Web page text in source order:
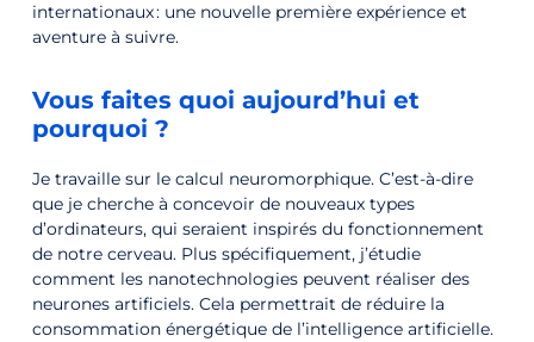
internationaux : une nouvelle première expérience et
aventure à suivre.
Vous faites quoi aujourd’hui et
pourquoi ?
Je travaille sur le calcul neuromorphique. C’est-à-dire
que je cherche à concevoir de nouveaux types
d’ordinateurs, qui seraient inspirés du fonctionnement
de notre cerveau. Plus spécifiquement, j’étudie
comment les nanotechnologies peuvent réaliser des
neurones artificiels. Cela permettrait de réduire la
consommation énergétique de l’intelligence artificielle.